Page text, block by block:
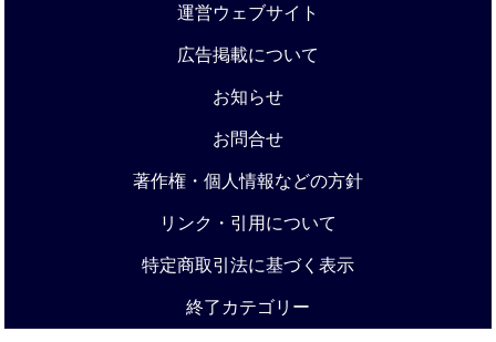
運営ウェブサイト
広告掲載について
お知らせ
お問合せ
著作権・個人情報などの方針
リンク・引用について
特定商取引法に基づく表示
終了カテゴリー